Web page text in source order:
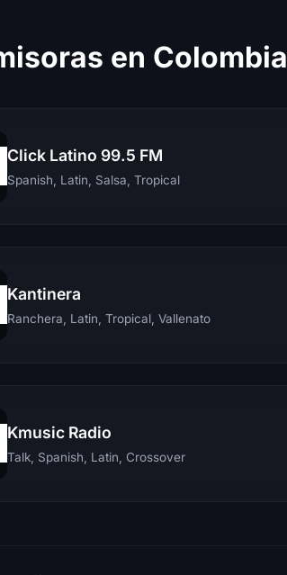
en Colombia
Click Latino 99.5 FM
Spanish, Latin, Salsa, Tropical
Kantinera
Ranchera, Latin, Tropical, Vallenato
Kmusic Radio
Talk, Spanish, Latin, Crossover